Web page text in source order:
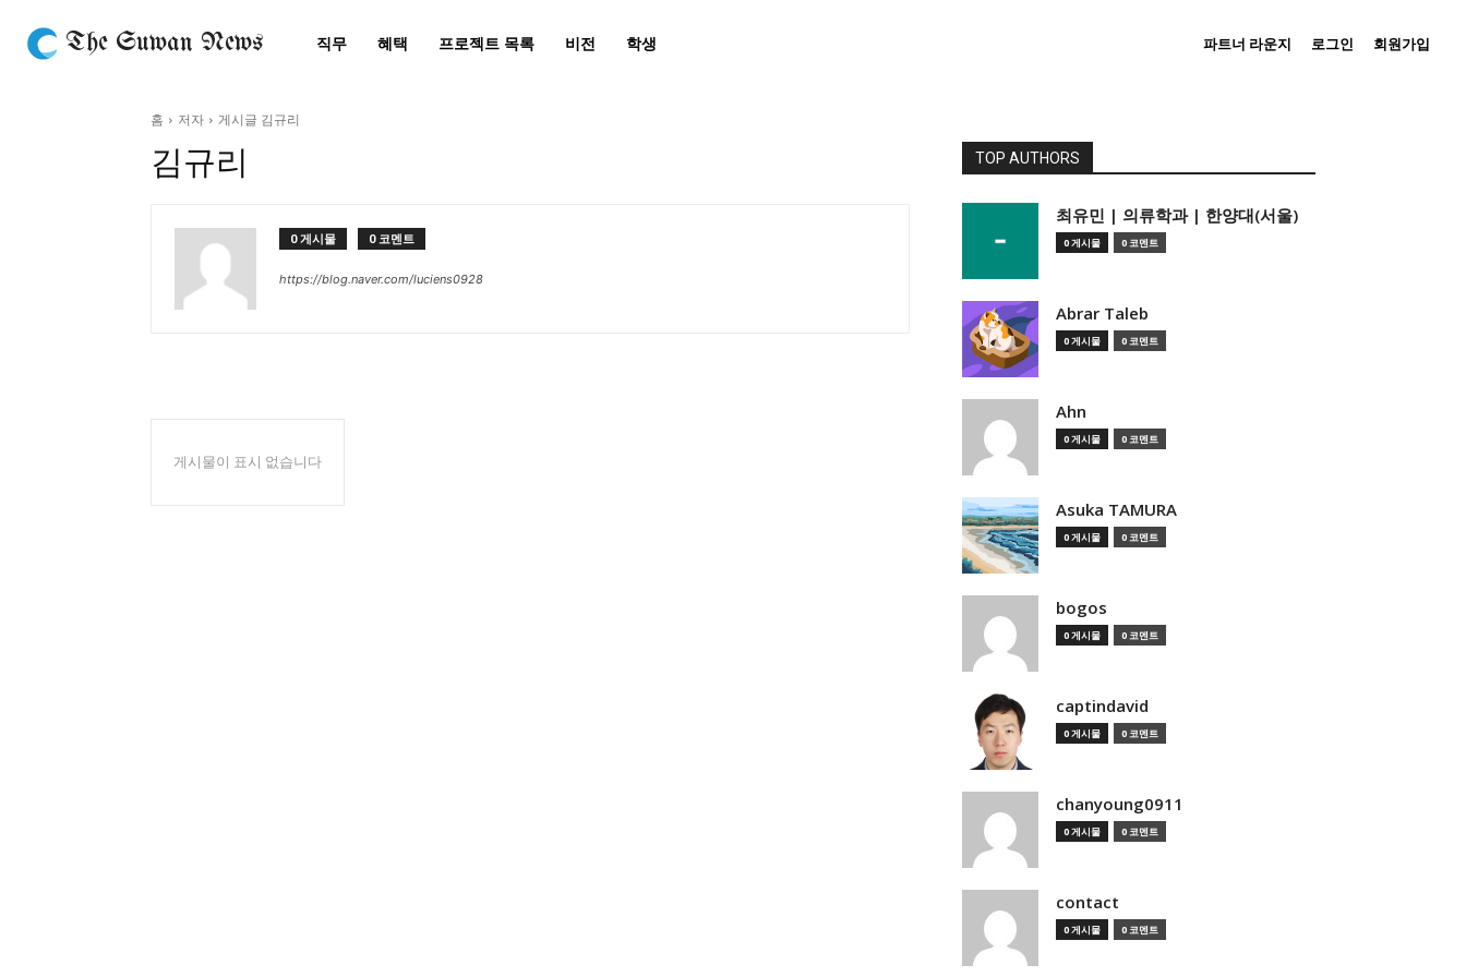
The Suwan News 직무 혜택 프로젝트 목록 비전 학생 파트너 라운지 로그인 회원가입
홈 저자 게시글 김규리
김규리
0 게시물 0 코멘트
https://blog.naver.com/luciens0928
게시물이 표시 없습니다
TOP AUTHORS
­최유민 | 의류학과 | 한양대(서울)
0 게시물 0 코멘트
Abrar Taleb
0 게시물 0 코멘트
Ahn
0 게시물 0 코멘트
Asuka TAMURA
0 게시물 0 코멘트
bogos
0 게시물 0 코멘트
captindavid
0 게시물 0 코멘트
chanyoung0911
0 게시물 0 코멘트
contact
0 게시물 0 코멘트